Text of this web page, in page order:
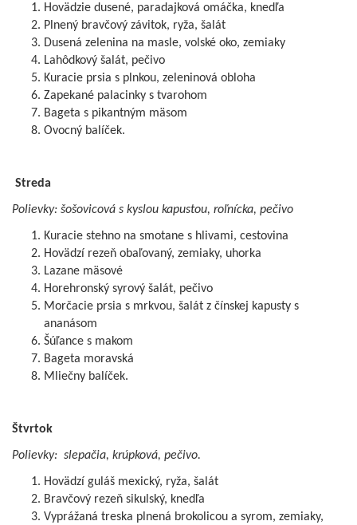
Hovädzie dusené, paradajková omáčka, knedľa
Plnený bravčový závitok, ryža, šalát
Dusená zelenina na masle, volské oko, zemiaky
Lahôdkový šalát, pečivo
Kuracie prsia s plnkou, zeleninová obloha
Zapekané palacinky s tvarohom
Bageta s pikantným mäsom
Ovocný balíček.
Streda
Polievky: šošovicová s kyslou kapustou, roľnícka, pečivo
Kuracie stehno na smotane s hlivami, cestovina
Hovädzí rezeň obaľovaný, zemiaky, uhorka
Lazane mäsové
Horehronský syrový šalát, pečivo
Morčacie prsia s mrkvou, šalát z čínskej kapusty s
ananásom
Šúľance s makom
Bageta moravská
Mliečny balíček.
Štvrtok
Polievky: slepačia, krúpková, pečivo.
Hovädzí guláš mexický, ryža, šalát
Bravčový rezeň sikulský, knedľa
Vyprážaná treska plnená brokolicou a syrom, zemiaky,